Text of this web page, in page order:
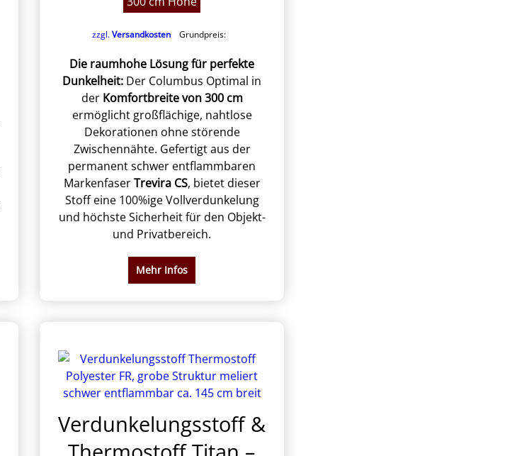
zzgl.Versandkosten Grundpreis:
Die raumhohe Lösung für perfekte
Dunkelheit: Der Columbus Optimal in
der Komfortbreite von 300 cm
ermöglicht großflächige, nahtlose
Dekorationen ohne störende
Zwischennähte. Gefertigt aus der
permanent schwer entflammbaren
MarkenfaserTrevira CS, bietet dieser
Stoff eine 100%ige Vollverdunkelung
und höchste Sicherheit für den Objekt-
und Privatbereich.
Mehr Infos
Verdunkelungsstoff &